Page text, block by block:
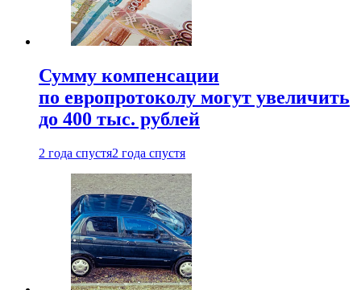
Сумму компенсации
по европротоколу могут увеличить
до 400 тыс. рублей
2 года спустя2 года спустя